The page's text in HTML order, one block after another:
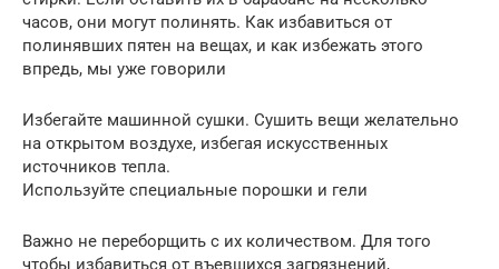
часов, они могут полинять. Как избавиться от
полинявших пятен на вещах, и как избежать этого
впредь, мы уже говорили
Избегайте машинной сушки. Сушить вещи желательно
на открытом воздухе, избегая искусственных
источников тепла.
Используйте специальные порошки и гели
Важно не переборщить с их количеством. Для того
чтобы избавиться от въевшихся загрязнений,